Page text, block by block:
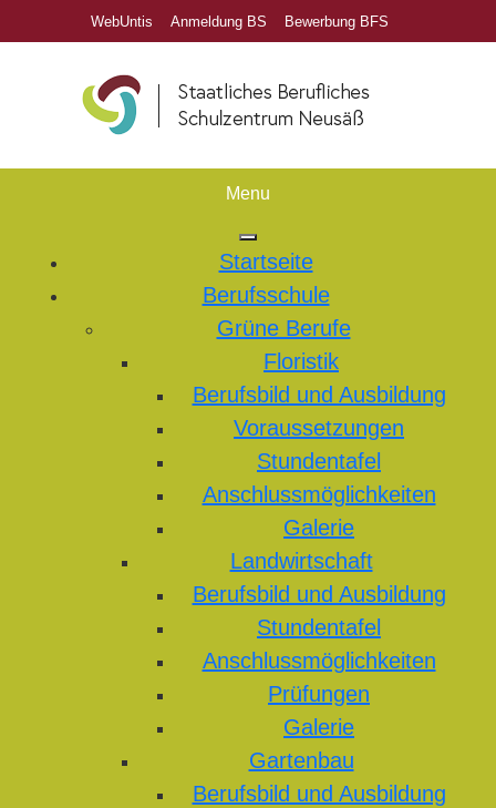
WebUntis Anmeldung BS Bewerbung BFS
Menu
Startseite
Berufsschule
Grüne Berufe
Floristik
Berufsbild und Ausbildung
Voraussetzungen
Stundentafel
Anschlussmöglichkeiten
Galerie
Landwirtschaft
Berufsbild und Ausbildung
Stundentafel
Anschlussmöglichkeiten
Prüfungen
Galerie
Gartenbau
Berufsbild und Ausbildung